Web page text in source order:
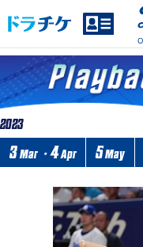
2023
3 Mar・4 Apr 5May